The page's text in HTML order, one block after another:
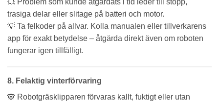
trasiga delar eller slitage på batteri och motor.
💡 Ta felkoder på allvar. Kolla manualen eller tillverkarens
app för exakt betydelse – åtgärda direkt även om roboten
fungerar igen tillfälligt.
8. Felaktig vinterförvaring
🙈 Robotgräsklipparen förvaras kallt, fuktigt eller utan